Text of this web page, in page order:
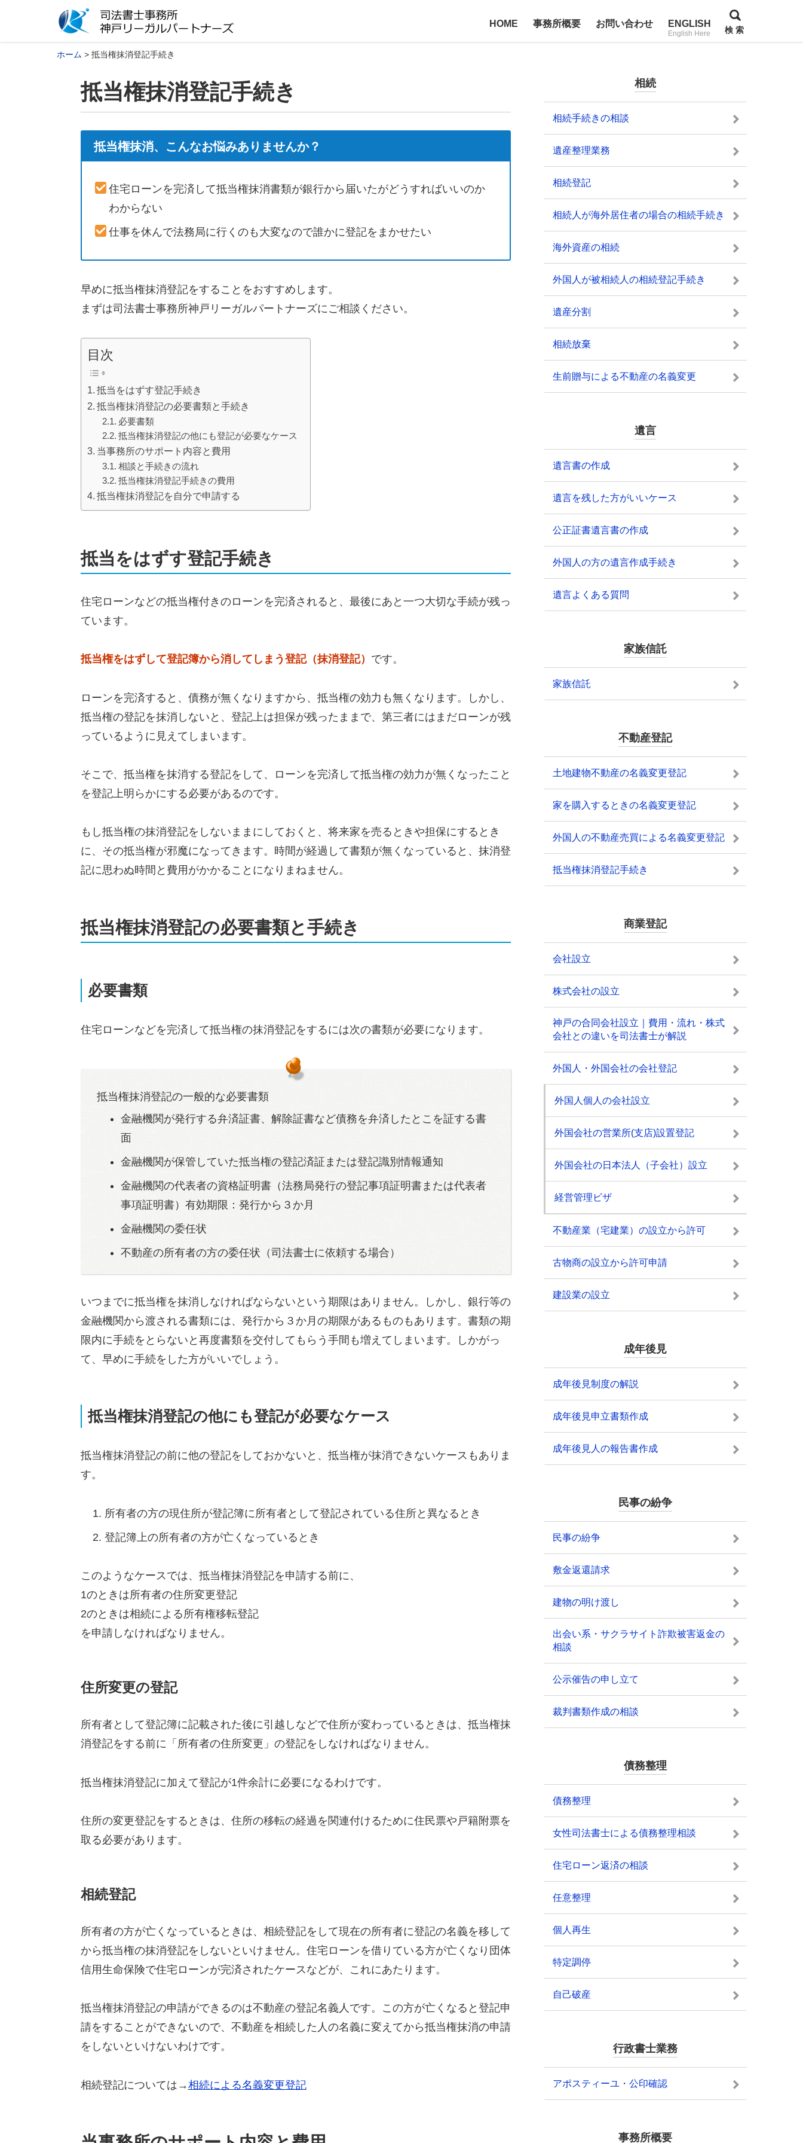
HOME 事務所概要 お問い合わせ ENGLISH
English Here 検 索
ホーム 抵当権抹消登記手続き
抵当権抹消登記手続き
抵当権抹消、こんなお悩みありませんか？
住宅ローンを完済して抵当権抹消書類が銀行から届いたがどうすればいいのか
わからない
仕事を休んで法務局に行くのも大変なので誰かに登記をまかせたい
早めに抵当権抹消登記をすることをおすすめします。
まずは司法書士事務所神戸リーガルパートナーズにご相談ください。
目次
抵当をはずす登記手続き
抵当権抹消登記の必要書類と手続き
必要書類
抵当権抹消登記の他にも登記が必要なケース
当事務所のサポート内容と費用
相談と手続きの流れ
抵当権抹消登記手続きの費用
抵当権抹消登記を自分で申請する
抵当をはずす登記手続き
住宅ローンなどの抵当権付きのローンを完済されると、最後にあと一つ大切な手続が残っ
ています。
抵当権をはずして登記簿から消してしまう登記（抹消登記） です。
ローンを完済すると、債務が無くなりますから、抵当権の効力も無くなります。しかし、
抵当権の登記を抹消しないと、登記上は担保が残ったままで、第三者にはまだローンが残
っているように見えてしまいます。
そこで、抵当権を抹消する登記をして、ローンを完済して抵当権の効力が無くなったこと
を登記上明らかにする必要があるのです。
もし抵当権の抹消登記をしないままにしておくと、将来家を売るときや担保にするとき
に、その抵当権が邪魔になってきます。時間が経過して書類が無くなっていると、抹消登
記に思わぬ時間と費用がかかることになりまねません。
抵当権抹消登記の必要書類と手続き
必要書類
住宅ローンなどを完済して抵当権の抹消登記をするには次の書類が必要になります。
抵当権抹消登記の一般的な必要書類
金融機関が発行する弁済証書、解除証書など債務を弁済したとこを証する書
面
金融機関が保管していた抵当権の登記済証または登記識別情報通知
金融機関の代表者の資格証明書（法務局発行の登記事項証明書または代表者
事項証明書）有効期限：発行から３か月
金融機関の委任状
不動産の所有者の方の委任状（司法書士に依頼する場合）
いつまでに抵当権を抹消しなければならないという期限はありません。しかし、銀行等の
金融機関から渡される書類には、発行から３か月の期限があるものもあります。書類の期
限内に手続をとらないと再度書類を交付してもらう手間も増えてしまいます。しかがっ
て、早めに手続をした方がいいでしょう。
抵当権抹消登記の他にも登記が必要なケース
抵当権抹消登記の前に他の登記をしておかないと、抵当権が抹消できないケースもありま
す。
所有者の方の現住所が登記簿に所有者として登記されている住所と異なるとき
登記簿上の所有者の方が亡くなっているとき
このようなケースでは、抵当権抹消登記を申請する前に、
1のときは所有者の住所変更登記
2のときは相続による所有権移転登記
を申請しなければなりません。
住所変更の登記
所有者として登記簿に記載された後に引越しなどで住所が変わっているときは、抵当権抹
消登記をする前に「所有者の住所変更」の登記をしなければなりません。
抵当権抹消登記に加えて登記が1件余計に必要になるわけです。
住所の変更登記をするときは、住所の移転の経過を関連付けるために住民票や戸籍附票を
取る必要があります。
相続登記
所有者の方が亡くなっているときは、相続登記をして現在の所有者に登記の名義を移して
から抵当権の抹消登記をしないといけません。住宅ローンを借りている方が亡くなり団体
信用生命保険で住宅ローンが完済されたケースなどが、これにあたります。
抵当権抹消登記の申請ができるのは不動産の登記名義人です。この方が亡くなると登記申
請をすることができないので、不動産を相続した人の名義に変えてから抵当権抹消の申請
をしないといけないわけです。
相続登記については→相続による名義変更登記
相続
相続手続きの相談
遺産整理業務
相続登記
相続人が海外居住者の場合の相続手続き
海外資産の相続
外国人が被相続人の相続登記手続き
遺産分割
相続放棄
生前贈与による不動産の名義変更
遺言
遺言書の作成
遺言を残した方がいいケース
公正証書遺言書の作成
外国人の方の遺言作成手続き
遺言よくある質問
家族信託
家族信託
不動産登記
土地建物不動産の名義変更登記
家を購入するときの名義変更登記
外国人の不動産売買による名義変更登記
抵当権抹消登記手続き
商業登記
会社設立
株式会社の設立
神戸の合同会社設立｜費用・流れ・株式
会社との違いを司法書士が解説
外国人・外国会社の会社登記
外国人個人の会社設立
外国会社の営業所(支店)設置登記
外国会社の日本法人（子会社）設立
経営管理ビザ
不動産業（宅建業）の設立から許可
古物商の設立から許可申請
建設業の設立
成年後見
成年後見制度の解説
成年後見申立書類作成
成年後見人の報告書作成
民事の紛争
民事の紛争
敷金返還請求
建物の明け渡し
出会い系・サクラサイト詐欺被害返金の
相談
公示催告の申し立て
裁判書類作成の相談
債務整理
債務整理
女性司法書士による債務整理相談
住宅ローン返済の相談
任意整理
個人再生
特定調停
自己破産
行政書士業務
アポスティーユ・公印確認
事務所概要